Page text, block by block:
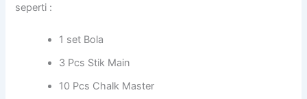
seperti :
1 set Bola
3 Pcs Stik Main
10 Pcs Chalk Master